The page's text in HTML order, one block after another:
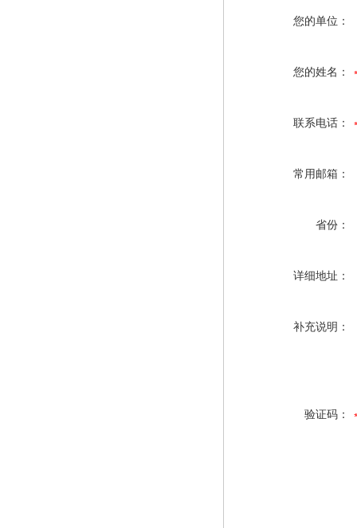
您的单位：
您的姓名：
联系电话：
常用邮箱：
省份：
详细地址：
补充说明：
验证码：